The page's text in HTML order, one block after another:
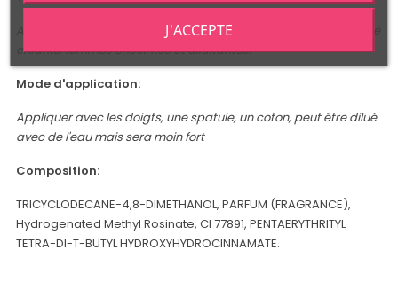
Appliquer une pincée sur les points chaud (ou aine). Déconseillé
enfants, femmes enceintes et allaitantes.
Mode d'application:
Appliquer avec les doigts, une spatule, un coton, peut être dilué
avec de l'eau mais sera moin fort
Composition:
TRICYCLODECANE-4,8-DIMETHANOL, PARFUM (FRAGRANCE),
Hydrogenated Methyl Rosinate, CI 77891, PENTAERYTHRITYL
TETRA-DI-T-BUTYL HYDROXYHYDROCINNAMATE.
J'ACCEPTE